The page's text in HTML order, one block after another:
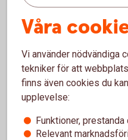
Betalnings-,
för ditt företag
Ring 0771-22 11 22
Gör en enklare rådgivning
Logga in och gör digital
Bankomat
Våra
Vi använder nödvändiga
tekniker för att
finns även cookies du
upplevelse:
Funktioner,
Relevant